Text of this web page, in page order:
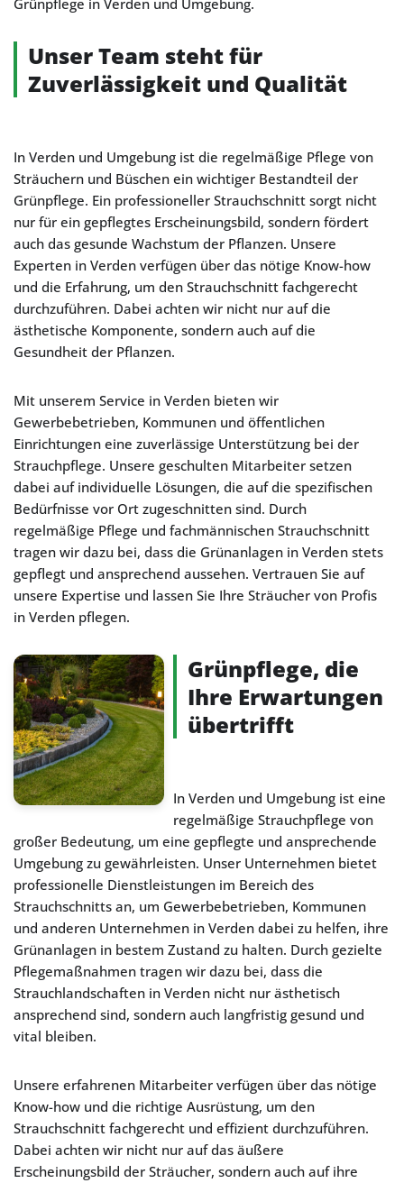
Grünpflege in Verden und Umgebung.
Unser Team steht für
Zuverlässigkeit und Qualität
In Verden und Umgebung ist die regelmäßige Pflege von
Sträuchern und Büschen ein wichtiger Bestandteil der
Grünpflege. Ein professioneller Strauchschnitt sorgt nicht
nur für ein gepflegtes Erscheinungsbild, sondern fördert
auch das gesunde Wachstum der Pflanzen. Unsere
Experten in Verden verfügen über das nötige Know-how
und die Erfahrung, um den Strauchschnitt fachgerecht
durchzuführen. Dabei achten wir nicht nur auf die
ästhetische Komponente, sondern auch auf die
Gesundheit der Pflanzen.
Mit unserem Service in Verden bieten wir
Gewerbebetrieben, Kommunen und öffentlichen
Einrichtungen eine zuverlässige Unterstützung bei der
Strauchpflege. Unsere geschulten Mitarbeiter setzen
dabei auf individuelle Lösungen, die auf die spezifischen
Bedürfnisse vor Ort zugeschnitten sind. Durch
regelmäßige Pflege und fachmännischen Strauchschnitt
tragen wir dazu bei, dass die Grünanlagen in Verden stets
gepflegt und ansprechend aussehen. Vertrauen Sie auf
unsere Expertise und lassen Sie Ihre Sträucher von Profis
in Verden pflegen.
Grünpflege, die
Ihre Erwartungen
übertrifft
In Verden und Umgebung ist eine
regelmäßige Strauchpflege von
großer Bedeutung, um eine gepflegte und ansprechende
Umgebung zu gewährleisten. Unser Unternehmen bietet
professionelle Dienstleistungen im Bereich des
Strauchschnitts an, um Gewerbebetrieben, Kommunen
und anderen Unternehmen in Verden dabei zu helfen, ihre
Grünanlagen in bestem Zustand zu halten. Durch gezielte
Pflegemaßnahmen tragen wir dazu bei, dass die
Strauchlandschaften in Verden nicht nur ästhetisch
ansprechend sind, sondern auch langfristig gesund und
vital bleiben.
Unsere erfahrenen Mitarbeiter verfügen über das nötige
Know-how und die richtige Ausrüstung, um den
Strauchschnitt fachgerecht und effizient durchzuführen.
Dabei achten wir nicht nur auf das äußere
Erscheinungsbild der Sträucher, sondern auch auf ihre